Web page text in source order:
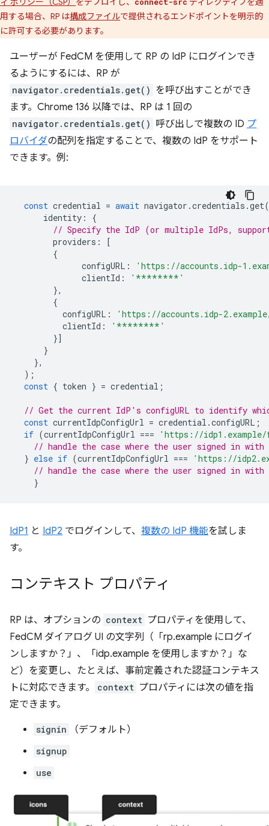
用する場合、RP は構成ファイルで提供されるエンドポイントを明示的
に許可する必要があります。
ユーザーが FedCM を使用して RP の IdP にログインでき
るようにするには、RP が
navigator.credentials.get() を呼び出すことができ
ます。Chrome 136 以降では、RP は 1 回の
navigator.credentials.get() 呼び出しで複数の ID プ
ロバイダの配列を指定することで、複数の IdP をサポート
できます。例:
const credential = await navigator .credentials .get
identity :
{
// Specify the IdP (or multiple IdPs,
providers :
[
{
configURL :
'https://accounts.idp-
clientId :
'********'
},
{
configURL :
'https://accounts.idp-
clientId :
'********'
}]
}
},
);
const { token } = credential ;
// Get the current IdP's configURL to identify
const currentIdpConfigUrl = credential .configURL ;
if (currentIdpConfigUrl ===
'https://
// handle the case where the user signed in with
} else if (currentIdpConfigUrl ===
'https://
// handle the case where the user signed in with
}
IdP1 と IdP2 でログインして、 複数の IdP 機能を試しま
す。
コンテキスト プロパティ
RP は、オプションの context プロパティを使用して、
FedCM ダイアログ UI の文字列（「rp.example にログイ
ンしますか？」、「idp.example を使用しますか？」な
ど）を変更し、たとえば、事前定義された認証コンテキス
トに対応できます。
context プロパティには次の値を指
定できます。
signin （デフォルト）
signup
use